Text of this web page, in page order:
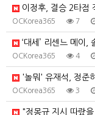
이정후, 결승 2타점
OCKorea365 7
‘대세’ 리센느 메이
OCKorea365 4
'놀뭐' 유재석, 정준
OCKorea365 3
"정몽규 지시 따랐